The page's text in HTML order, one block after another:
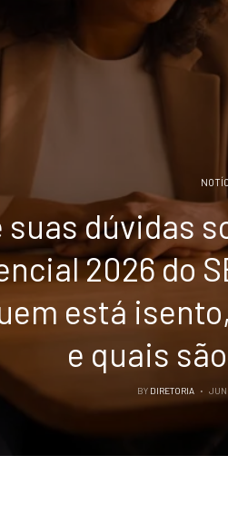
suas dúvidas
2026 do
está
e quais
BY DIRETORIA JUN